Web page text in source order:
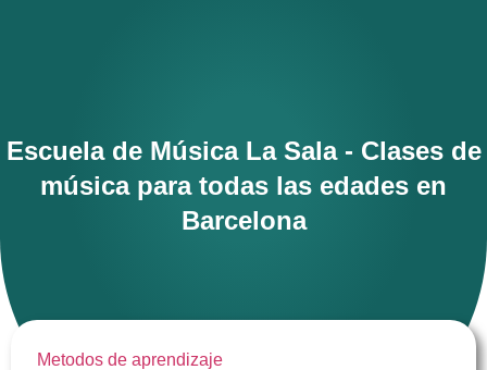
Escuela de Música La Sala - Clases de
música para todas las edades en
Barcelona
Metodos de aprendizaje